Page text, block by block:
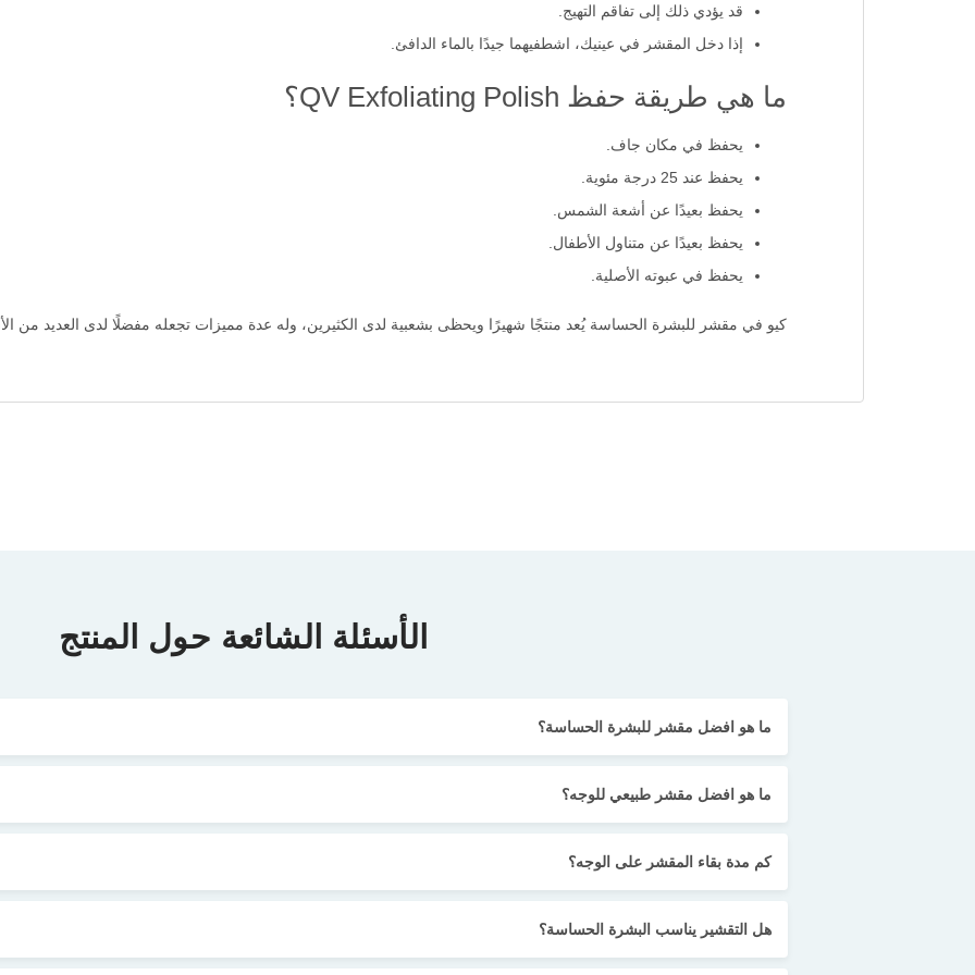
قد يؤدي ذلك إلى تفاقم التهيج.
إذا دخل المقشر في عينيك، اشطفيهما جيدًا بالماء الدافئ.
ما هي طريقة حفظ QV Exfoliating Polish؟
يحفظ في مكان جاف.
يحفظ عند 25 درجة مئوية.
يحفظ بعيدًا عن أشعة الشمس.
يحفظ بعيدًا عن متناول الأطفال.
يحفظ في عبوته الأصلية.
كيو في مقشر للبشرة الحساسة يُعد منتجًا شهيرًا ويحظى بشعبية لدى الكثيرين، وله عدة مميزات تجعله مفضلًا لدى العديد من
الأسئلة الشائعة حول المنتج
ما هو افضل مقشر للبشرة الحساسة؟
ما هو افضل مقشر طبيعي للوجه؟
كم مدة بقاء المقشر على الوجه؟
هل التقشير يناسب البشرة الحساسة؟